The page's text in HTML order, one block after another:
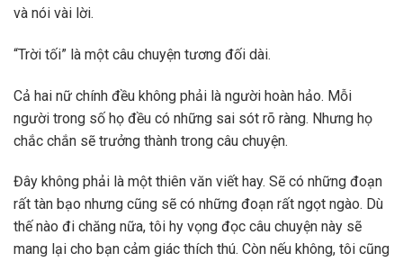
và nói vài lời.
“Trời tối” là một câu chuyện tương đối dài.
Cả hai nữ chính đều không phải là người hoàn hảo. Mỗi
người trong số họ đều có những sai sót rõ ràng. Nhưng họ
chắc chắn sẽ trưởng thành trong câu chuyện.
Đây không phải là một thiên văn viết hay. Sẽ có những đoạn
rất tàn bạo nhưng cũng sẽ có những đoạn rất ngọt ngào. Dù
thế nào đi chăng nữa, tôi hy vọng đọc câu chuyện này sẽ
mang lại cho bạn cảm giác thích thú. Còn nếu không, tôi cũng